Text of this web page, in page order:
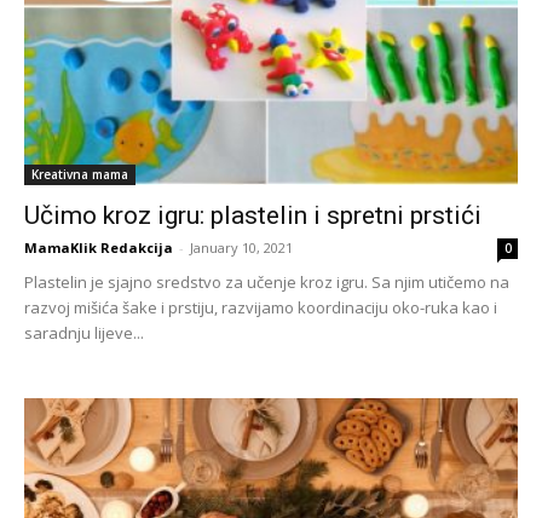
Kreativna mama
Učimo kroz igru: plastelin i spretni prstići
MamaKlik Redakcija - January 10, 2021 0
Plastelin je sjajno sredstvo za učenje kroz igru. Sa njim utičemo na
razvoj mišića šake i prstiju, razvijamo koordinaciju oko-ruka kao i
saradnju lijeve...